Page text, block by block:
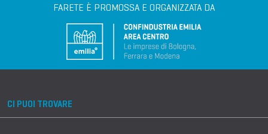
FARETE È PROMOSSA E ORGANIZZATA DA
CI PUOI TROVARE